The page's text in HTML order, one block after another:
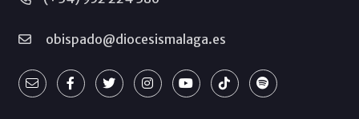
obispado@diocesismalaga.es